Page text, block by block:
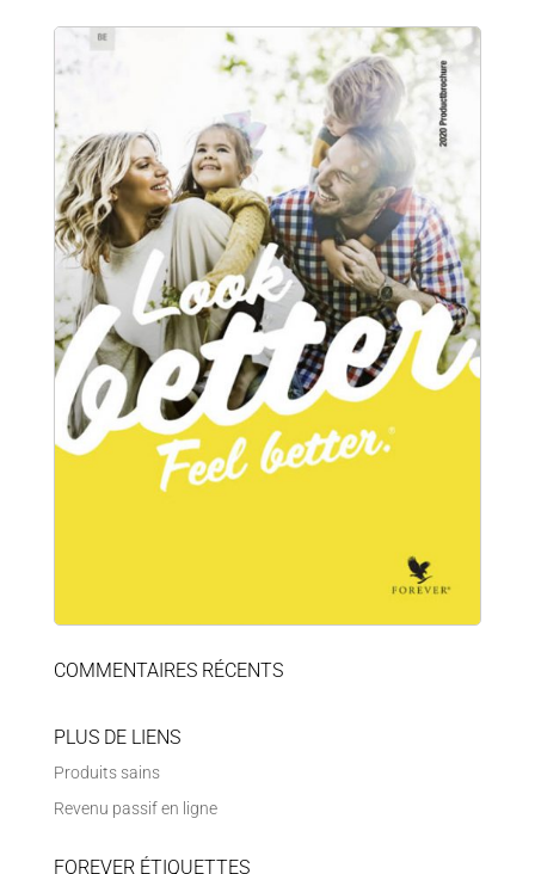
COMMENTAIRES RÉCENTS
PLUS DE LIENS
Produits sains
Revenu passif en ligne
FOREVER ÉTIQUETTES